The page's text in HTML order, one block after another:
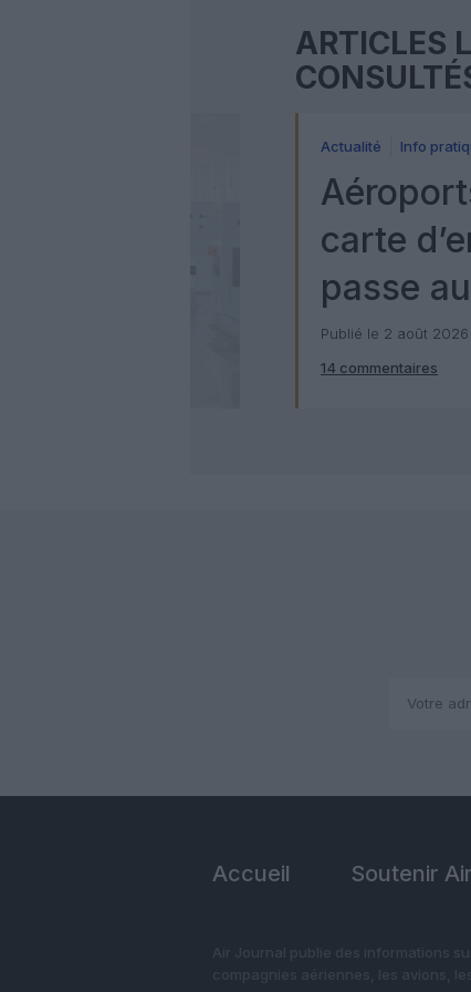
ARTICLES
Actualité Info
carte
passe
Check
Publié le 2 août
14 commentaires
Accueil Soutenir